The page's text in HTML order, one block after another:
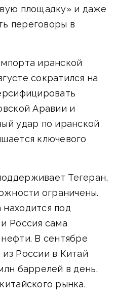
площадку» и даже
переговоры в
иранской
сократился на
Аравии и
удар по иранской
ключевого
Тегеран,
ограничены.
под
Россия сама
В сентябре
России в Китай
баррелей в день,
рынка.